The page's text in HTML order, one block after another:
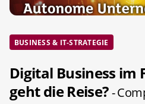
BUSINESS & IT-STRATEGIE
Digital Business im
geht die Reise?-